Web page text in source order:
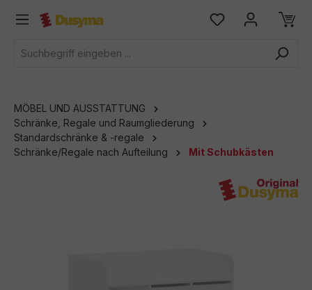
springen
MÖBEL UND AUSSTATTUNG
Schränke, Regale und Raumgliederung
Standardschränke & -regale
Schränke/Regale nach Aufteilung
Mit Schubkästen